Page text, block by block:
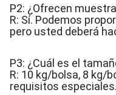
P2: ¿Ofrecen
R: Sí. Podemos
pero usted deberá
P3: ¿Cuál es el
R: 10 kg/bolsa, 8 kg/
requisitos especiales.